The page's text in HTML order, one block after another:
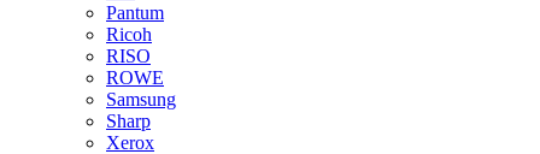
Pantum
Ricoh
RISO
ROWE
Samsung
Sharp
Xerox